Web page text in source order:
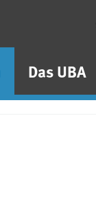
Das UBA